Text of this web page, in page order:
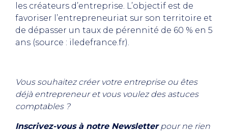
les créateurs d’entreprise. L’objectif est de
favoriser l’entrepreneuriat sur son territoire et
de dépasser un taux de pérennité de 60 % en 5
ans (source : iledefrance.fr).
Vous souhaitez créer votre entreprise ou êtes
déjà entrepreneur et vous voulez des astuces
comptables ?
Inscrivez-vous à notre Newsletterpour ne rien